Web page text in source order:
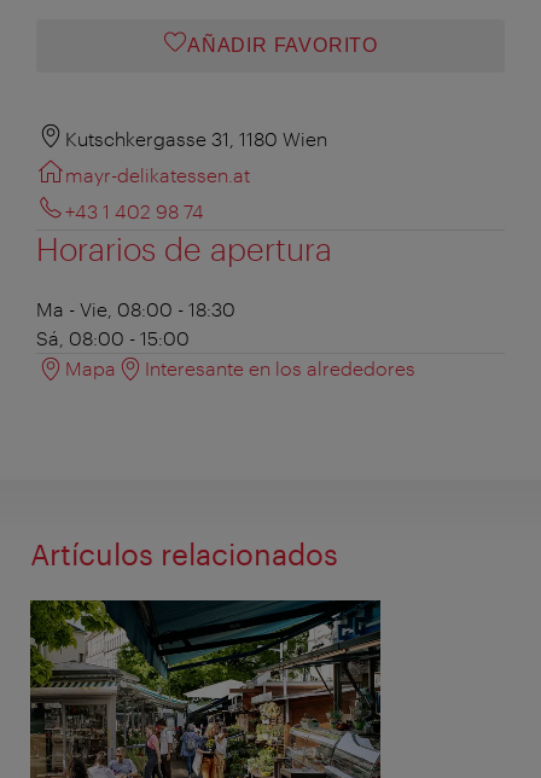
AÑADIR FAVORITO
Kutschkergasse 31, 1180 Wien
mayr-delikatessen.at
+43 1 402 98 74
Horarios de apertura
Ma - Vie, 08:00 - 18:30
Sá, 08:00 - 15:00
Mapa
Interesante en los alrededores
Artículos relacionados